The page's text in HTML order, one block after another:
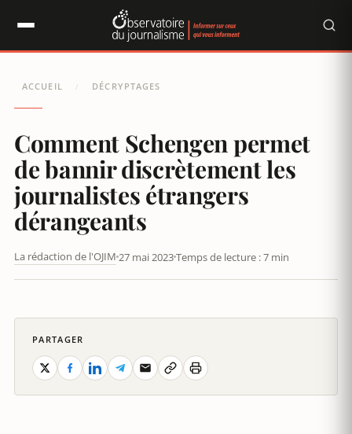
ACCUEIL / DÉCRYPTAGES
Comment Schengen permet
de bannir discrètement les
journalistes étrangers
dérangeants
La rédaction de l'OJIM 27 mai 2023Temps de lecture : 7 min
PARTAGER
Panneau de gestion des cookies